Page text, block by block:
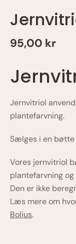
95,00 kr
Jernvitriol
plantefarvning.
Sælges i en
Vores jernvitriol
plantefarvning
Den er ikke
Læs mere om
Bolius.